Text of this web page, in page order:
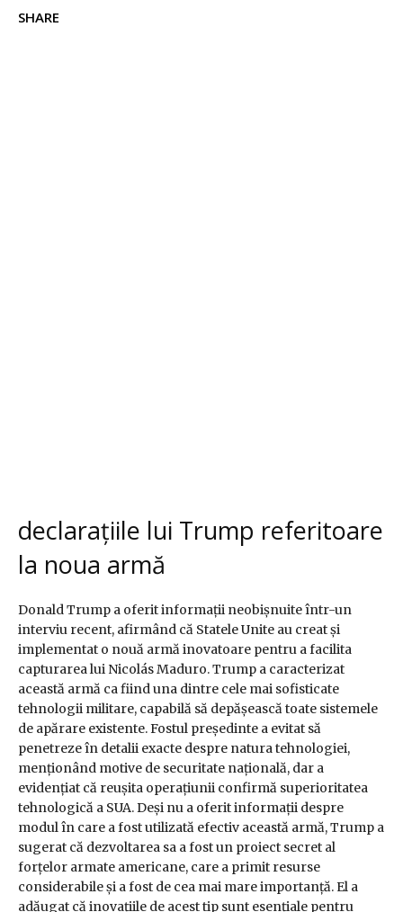
SHARE
declarațiile lui Trump referitoare
la noua armă
Donald Trump a oferit informații neobișnuite într-un
interviu recent, afirmând că Statele Unite au creat și
implementat o nouă armă inovatoare pentru a facilita
capturarea lui Nicolás Maduro. Trump a caracterizat
această armă ca fiind una dintre cele mai sofisticate
tehnologii militare, capabilă să depășească toate sistemele
de apărare existente. Fostul președinte a evitat să
penetreze în detalii exacte despre natura tehnologiei,
menționând motive de securitate națională, dar a
evidențiat că reușita operațiunii confirmă superioritatea
tehnologică a SUA. Deși nu a oferit informații despre
modul în care a fost utilizată efectiv această armă, Trump a
sugerat că dezvoltarea sa a fost un proiect secret al
forțelor armate americane, care a primit resurse
considerabile și a fost de cea mai mare importanță. El a
adăugat că inovațiile de acest tip sunt esențiale pentru